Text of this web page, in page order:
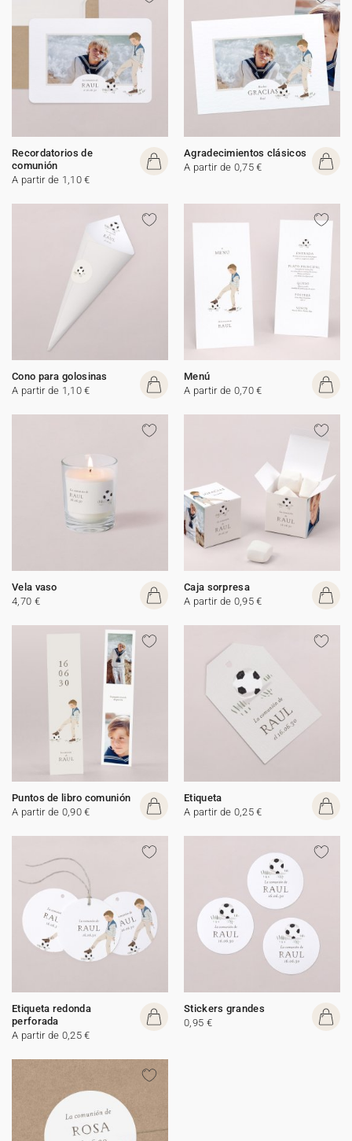
Recordatorios de
comunión
A partir de 1,10 €
Agradecimientos clásicos
A partir de 0,75 €
Cono para golosinas
A partir de 1,10 €
Menú
A partir de 0,70 €
Vela vaso
4,70 €
Caja sorpresa
A partir de 0,95 €
Puntos de libro comunión
A partir de 0,90 €
Etiqueta
A partir de 0,25 €
Etiqueta redonda
perforada
A partir de 0,25 €
Stickers grandes
0,95 €